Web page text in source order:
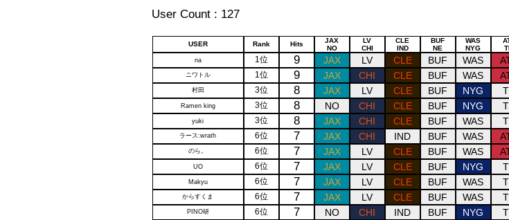
User Count : 127
USER Rank Hits
JAX
NO
LV
CHI
CLE
IND
BUF
NE
WAS
NYG
na 1位 9 JAX LV CLE BUF WAS
ニワトル 1位 9 JAX CHI CLE BUF WAS
村田 3位 8 JAX LV CLE BUF NYG
Ramen king 3位 8 NO CHI CLE BUF NYG
yuki 3位 8 JAX CHI CLE BUF WAS
ラース:wrath 6位 7 JAX CHI IND BUF WAS
のら。 6位 7 JAX LV CLE BUF WAS
UO 6位 7 JAX LV CLE BUF NYG
Makyu 6位 7 JAX LV CLE BUF WAS
からすくま 6位 7 JAX LV CLE BUF WAS
PINO研 6位 7 NO CHI IND BUF NYG